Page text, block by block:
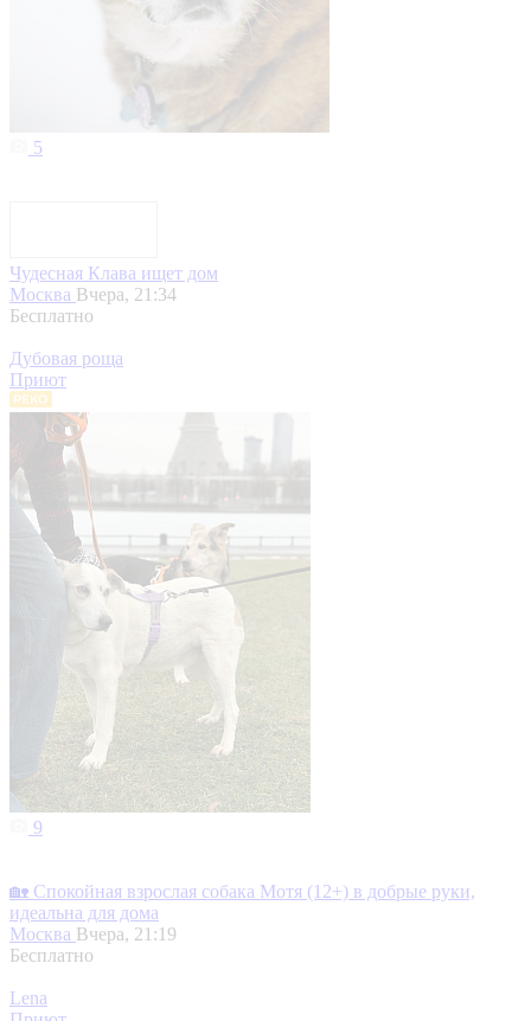
5
Чудесная Клава ищет дом
Москва Вчера, 21:34
Бесплатно
Дубовая роща
Приют
9
🏡 Спокойная взрослая собака Мотя (12+) в добрые руки,
идеальна для дома
Москва Вчера, 21:19
Бесплатно
Lena